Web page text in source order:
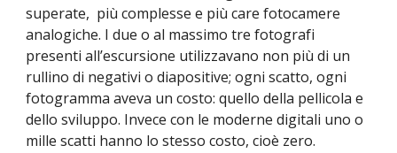
superate, più complesse e più care fotocamere
analogiche. I due o al massimo tre fotografi
presenti all’escursione utilizzavano non più di un
rullino di negativi o diapositive; ogni scatto, ogni
fotogramma aveva un costo: quello della pellicola e
dello sviluppo. Invece con le moderne digitali uno o
mille scatti hanno lo stesso costo, cioè zero.